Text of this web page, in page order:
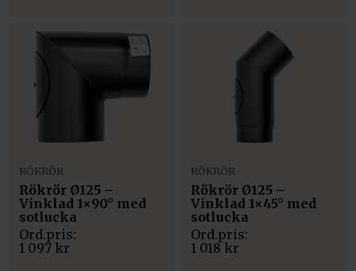
RÖKRÖR
Rökrör Ø125 –
Vinklad 1×90° med
sotlucka
1 097 kr
RÖKRÖR
Rökrör Ø125 –
Vinklad 1×45° med
sotlucka
1 018 kr